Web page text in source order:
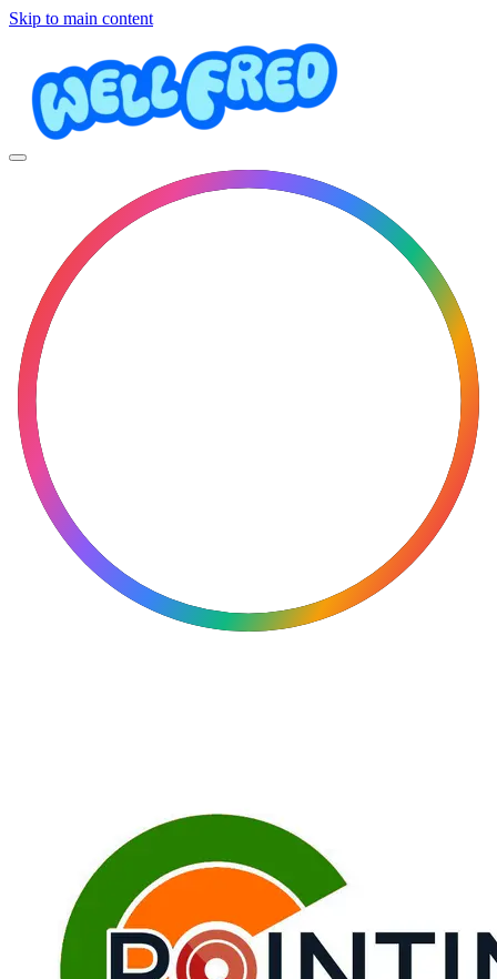
Skip to main content